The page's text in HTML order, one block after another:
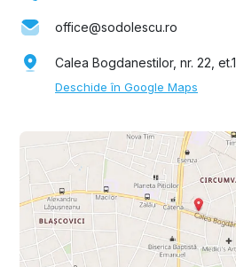
office@sodolescu.ro
Calea Bogdanestilor, nr. 22,
Deschide în Google Maps